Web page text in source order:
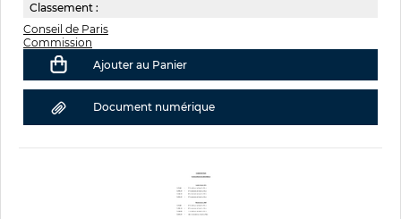
Classement :
Conseil de Paris
Commission
Ajouter au Panier
Document numérique